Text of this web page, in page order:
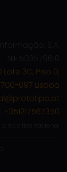
3C, Piso 0,
097 Lisboa
+351217567350